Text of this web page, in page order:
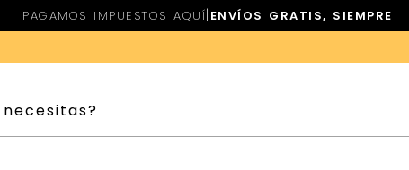
PAGAMOS IMPUESTOS AQUÍ| ENVÍOS GRATIS, SIEMPRE